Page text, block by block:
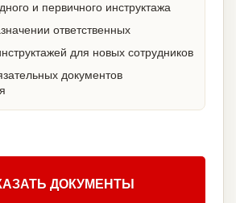
и первичного инструктажа
ответственных
для новых сотрудников
документов
ДОКУМЕНТЫ